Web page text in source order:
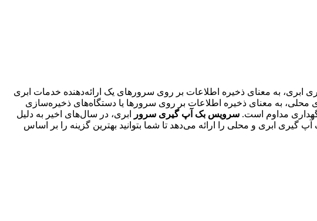
ابری، به معنای ذخیره اطلاعات بر روی سرورهای یک ارائه‌دهنده خدمات ابری
محلی، به معنای ذخیره اطلاعات بر روی سرورها یا دستگاه‌های ذخیره‌سازی
مداوم است. سرویس بک آپ گیری سرور
ابری، در سال‌های اخیر به دلیل
ابری و محلی را ارائه می‌دهد تا شما بتوانید بهترین گزینه را بر اساس